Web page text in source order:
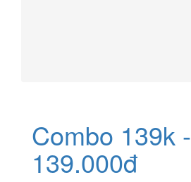
Combo 139k -
139.000đ